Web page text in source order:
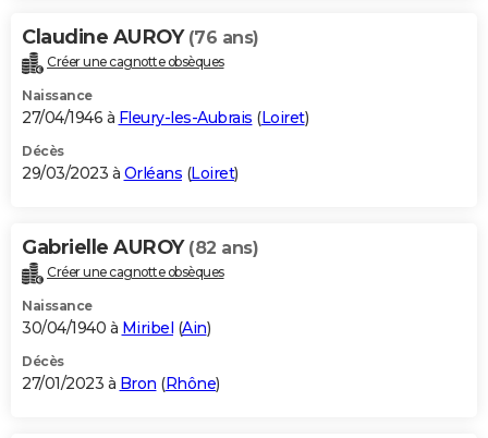
Claudine AUROY (76 ans)
Créer une cagnotte obsèques
Naissance
27/04/1946 à Fleury-les-Aubrais (Loiret)
Décès
29/03/2023 à Orléans (Loiret)
Gabrielle AUROY (82 ans)
Créer une cagnotte obsèques
Naissance
30/04/1940 à Miribel (Ain)
Décès
27/01/2023 à Bron (Rhône)